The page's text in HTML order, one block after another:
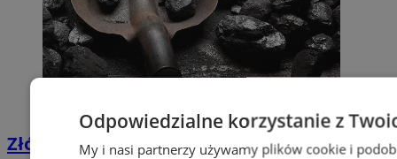
Złóż wniosek o dodatek węglowy
Odpowiedzialne korzystanie z
My i nasi partnerzy używamy plików cookie i